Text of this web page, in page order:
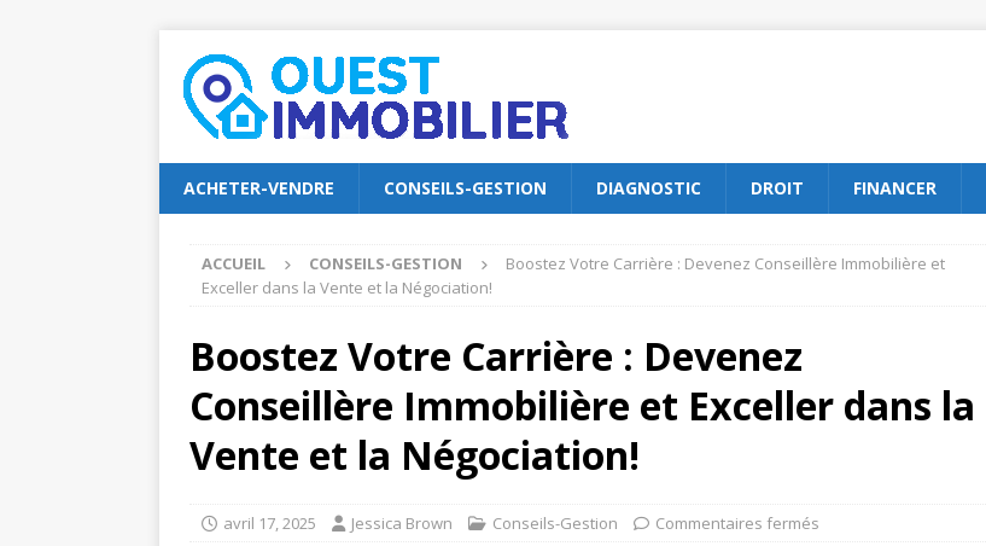
ACHETER-VENDRE CONSEILS-GESTION DIAGNOSTIC DROIT FINANCER
ACCUEIL CONSEILS-GESTION
Boostez Votre Carrière : Devenez Conseillère Immobilière et
Exceller dans la Vente et la Négociation!
Boostez Votre Carrière : Devenez
Conseillère Immobilière et Exceller dans la
Vente et la Négociation!
avril 17, 2025 Jessica Brown Conseils-Gestion Commentaires fermés